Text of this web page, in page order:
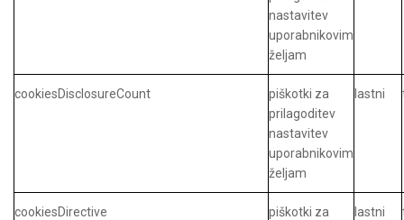
nastavitev
uporabnikovim
željam
cookiesDisclosureCount
piškotki za
prilagoditev
nastavitev
uporabnikovim
željam
lastni
cookiesDirective
piškotki za
lastni